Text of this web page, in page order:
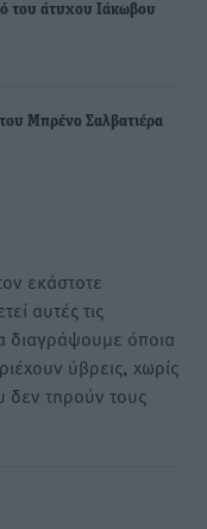
του άτυχου Ιάκωβου
Μπρένο Σαλβατιέρα
εκάστοτε
αυτές τις
διαγράψουμε όποια
ύβρεις, χωρίς
δεν τηρούν τους